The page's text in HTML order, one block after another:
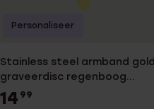
Stainless steel armband gold
graveerdisc regenboog
emaille
14 99
Personaliseer